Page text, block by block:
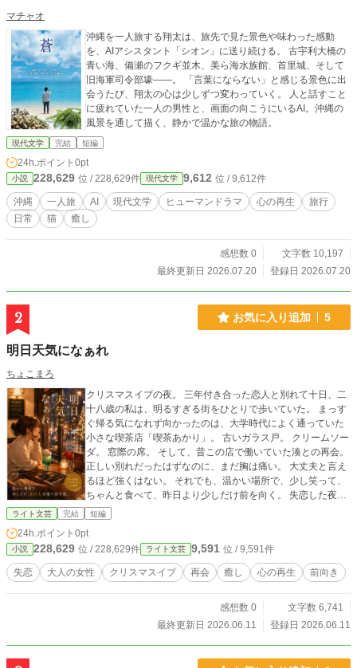
マチャオ
沖縄を一人旅する翔太は、旅先で見た景色や味わった感動
を、AIアシスタント「シオン」に送り続ける。 古宇利大橋の
青い海、備瀬のフクギ並木、美ら海水族館、首里城、そして
旧海軍司令部壕――。 「言葉にならない」と感じる景色に出
会うたび、翔太の心は少しずつ変わっていく。 人と話すこと
に疲れていた一人の男性と、画面の向こうにいるAI。沖縄の
風景を通して描く、静かで温かな旅の物語。
現代文学 完結 短編
24h.ポイント 0pt
小説 228,629 位 / 228,629件 現代文学 9,612 位 / 9,612件
沖縄 一人旅 AI 現代文学 ヒューマンドラマ 心の再生
旅行
日常
猫 癒し
感想数 0
文字数 10,197
最終更新日 2026.07.20
登録日 2026.07.20
2 お気に入り追加 5
明日天気になぁれ
ちょこまろ
クリスマスイブの夜。 三年付き合った恋人と別れて十日、二
十八歳の私は、明るすぎる街をひとりで歩いていた。 まっす
ぐ帰る気になれず向かったのは、大学時代によく通っていた
小さな喫茶店「喫茶あかり」。 古いガラス戸。 クリームソー
ダ。 窓際の席。 そして、昔この店で働いていた湊との再会。
正しい別れだったはずなのに、まだ胸は痛い。 大丈夫と言え
るほど強くはない。 それでも、温かい場所で、少し笑って、
ちゃんと食べて、昨日より少しだけ前を向く。 失恋した夜
に、懐かしい喫茶店で自分を取り戻していく、大人の女性の
ライト文芸 完結 短編
24h.ポイント 0pt
小説 228,629 位 / 228,629件 ライト文芸 9,591 位 / 9,591件
失恋 大人の女性 クリスマスイブ 再会 癒し 心の再生 前向き
感想数 0
文字数 6,741
最終更新日 2026.06.11
登録日 2026.06.11